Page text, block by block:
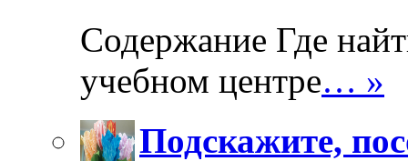
Содержание Где
учебном центре… »
Подскажите,